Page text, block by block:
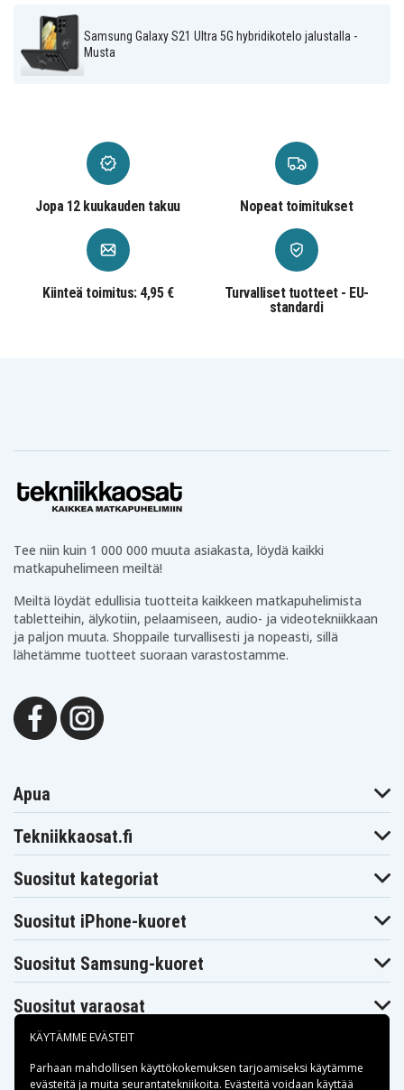
Samsung Galaxy S21 Ultra 5G hybridikotelo jalustalla -
Musta
Jopa 12 kuukauden takuu Nopeat toimitukset
Kiinteä toimitus: 4,95 €
Turvalliset tuotteet - EU-
standardi
Tee niin kuin 1 000 000 muuta asiakasta, löydä kaikki
matkapuhelimeen meiltä!
Meiltä löydät edullisia tuotteita kaikkeen matkapuhelimista
tabletteihin, älykotiin, pelaamiseen, audio- ja videotekniikkaan
ja paljon muuta. Shoppaile turvallisesti ja nopeasti, sillä
lähetämme tuotteet suoraan varastostamme.
Apua
Tekniikkaosat.fi
Suositut kategoriat
Suositut iPhone-kuoret
Suositut Samsung-kuoret
Suositut varaosat
KÄYTÄMME EVÄSTEIT
Parhaan mahdollisen käyttökokemuksen tarjoamiseksi käytämme
evästeitä ja muita seurantatekniikoita. Evästeitä voidaan käyttää